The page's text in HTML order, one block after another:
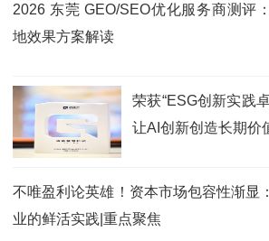
2026 东莞 GEO/SEO优化服务商测评
地效果方案解读
荣获“ESG创新实践
让AI创新创造长期价
不唯盈利论英雄！资本市场包容性渐显
业的鲜活实践|重点聚焦